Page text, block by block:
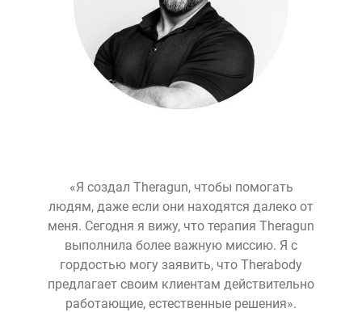
«Я создал Theragun, чтобы помогать
людям, даже если они находятся далеко от
меня. Сегодня я вижу, что терапия Theragun
выполнила более важную миссию. Я с
гордостью могу заявить, что Therabody
предлагает своим клиентам действительно
работающие, естественные решения».